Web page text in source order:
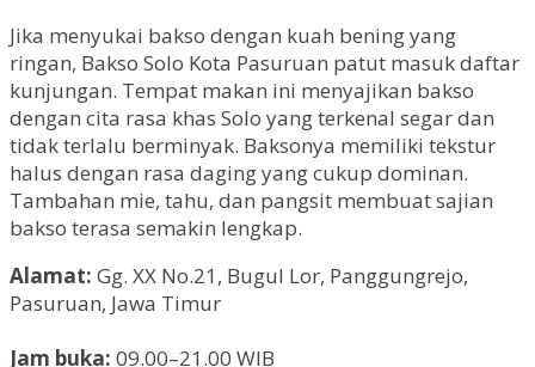
Jika menyukai bakso dengan kuah bening yang
ringan, Bakso Solo Kota Pasuruan patut masuk daftar
kunjungan. Tempat makan ini menyajikan bakso
dengan cita rasa khas Solo yang terkenal segar dan
tidak terlalu berminyak. Baksonya memiliki tekstur
halus dengan rasa daging yang cukup dominan.
Tambahan mie, tahu, dan pangsit membuat sajian
bakso terasa semakin lengkap.
Alamat: Gg. XX No.21, Bugul Lor, Panggungrejo,
Pasuruan, Jawa Timur
Jam buka: 09.00–21.00 WIB